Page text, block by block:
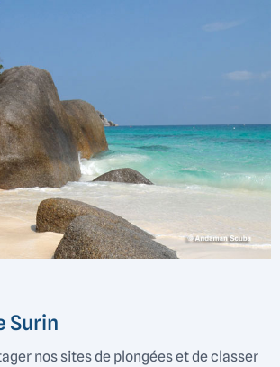
Surin
nos sites de plongées et de classer